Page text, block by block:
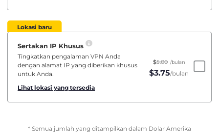
Lokasi baru
Sertakan IP Khusus
Tingkatkan pengalaman VPN Anda
dengan alamat IP yang diberikan khusus
untuk Anda.
Lihat lokasi yang tersedia
$5.00 /bulan
$3.75/bulan
* Semua jumlah yang ditampilkan dalam Dolar Amerika